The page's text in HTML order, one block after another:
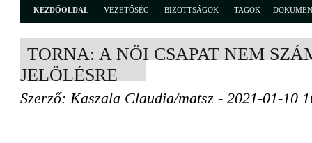
KEZDŐOLDAL VEZETŐSÉG BIZOTTSÁGOK TAGOK
TORNA: A NŐI CSAPAT NEM
JELÖLÉSRE
Szerző: Kaszala Claudia/matsz - 2021-01-10